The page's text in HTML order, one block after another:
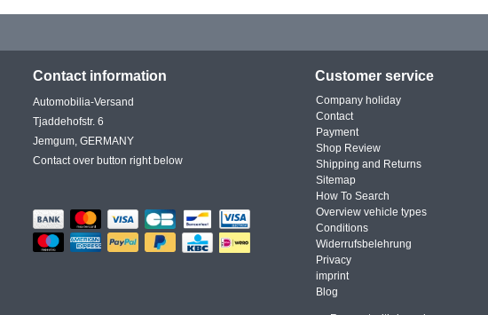
Contact information
Automobilia-Versand
Tjaddehofstr. 6
Jemgum, GERMANY
Contact over button right below
Customer service
Company holiday
Contact
Payment
Shop Review
Shipping and Returns
Sitemap
How To Search
Overview vehicle types
Conditions
Widerrufsbelehrung
Privacy
imprint
Blog